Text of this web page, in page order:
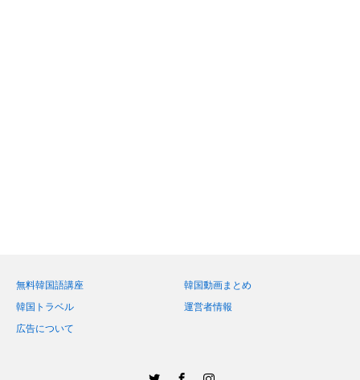
無料韓国語講座
韓国動画まとめ
韓国トラベル
運営者情報
広告について